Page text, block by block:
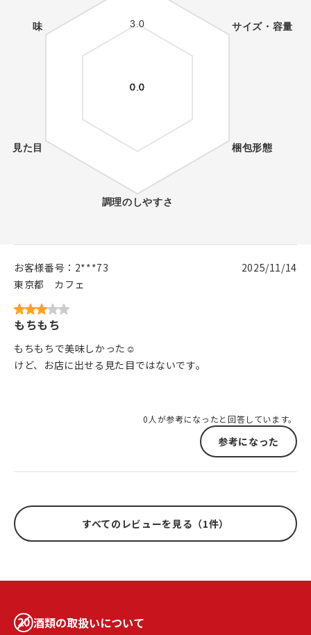
お客様番号： 2***73
東京都
カフェ
2025/11/14
もちもち
もちもちで美味しかった☺
けど、お店に出せる見た目ではないです。
0人が参考になったと回答しています。
参考になった
すべてのレビューを見る（1件）
酒類の取扱いについて